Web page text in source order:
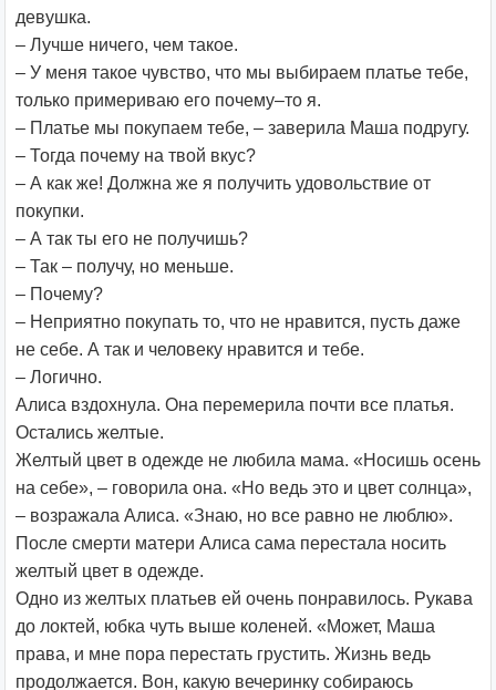
девушка.
– Лучше ничего, чем такое.
– У меня такое чувство, что мы выбираем платье тебе,
только примериваю его почему–то я.
– Платье мы покупаем тебе, – заверила Маша подругу.
– Тогда почему на твой вкус?
– А как же! Должна же я получить удовольствие от
покупки.
– А так ты его не получишь?
– Так – получу, но меньше.
– Почему?
– Неприятно покупать то, что не нравится, пусть даже
не себе. А так и человеку нравится и тебе.
– Логично.
Алиса вздохнула. Она перемерила почти все платья.
Остались желтые.
Желтый цвет в одежде не любила мама. «Носишь осень
на себе», – говорила она. «Но ведь это и цвет солнца»,
– возражала Алиса. «Знаю, но все равно не люблю».
После смерти матери Алиса сама перестала носить
желтый цвет в одежде.
Одно из желтых платьев ей очень понравилось. Рукава
до локтей, юбка чуть выше коленей. «Может, Маша
права, и мне пора перестать грустить. Жизнь ведь
продолжается. Вон, какую вечеринку собираюсь